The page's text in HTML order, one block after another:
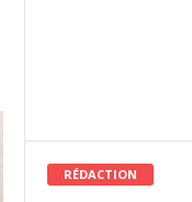
RÉDACTION